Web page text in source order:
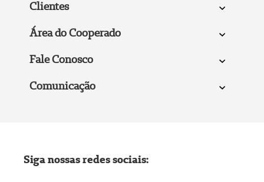
Clientes
Área do Cooperado
Fale Conosco
Comunicação
Siga nossas redes sociais: